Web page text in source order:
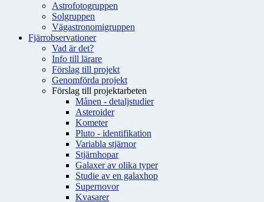
Astrofotogruppen
Solgruppen
Vägastronomigruppen
Fjärrobservationer
Vad är det?
Info till lärare
Förslag till projekt
Genomförda projekt
Förslag till projektarbeten
Månen - detaljstudier
Asteroider
Kometer
Pluto - identifikation
Variabla stjärnor
Stjärnhopar
Galaxer av olika typer
Studie av en galaxhop
Supernovor
Kvasarer